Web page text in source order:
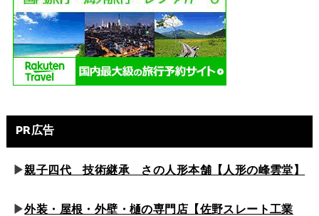
PR広告
▶親子四代 技術継承 さの人形本舗【人形の峰雲堂】
▶外装・屋根・外壁・樋の専門店【佐野スレート工業